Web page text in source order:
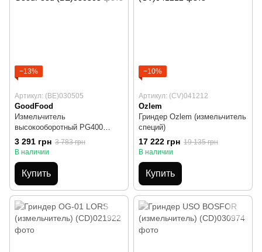
−13%
Артикул: (BE)030505
GoodFood
Измельчитель
высокооборотный PG400
GoodFood
3 291 грн 3 783 грн
В наличии
Купить
−10%
Артикул: (CV)041212
Ozlem
Гриндер Ozlem (измельчитель
специй)
17 222 грн 19 135 грн
В наличии
Купить